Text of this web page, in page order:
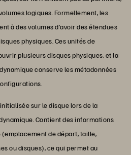
logiques. Formellement, les
à des volumes d’avoir des étendues
physiques. Ces unités de
plusieurs disques physiques, et la
conserve les métadonnées
sur le disque lors de la
Contient des informations
de départ, taille,
ou disques), ce qui permet au